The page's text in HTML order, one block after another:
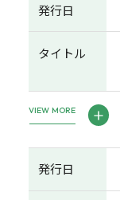
発行日
タイトル
VIEW MORE
発行日